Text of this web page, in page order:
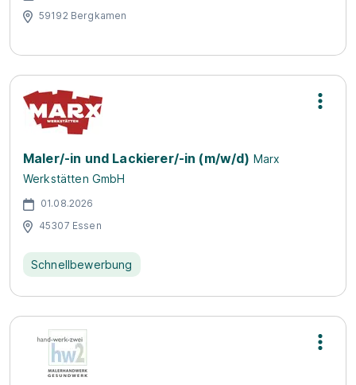
59192 Bergkamen
Maler/-in und Lackierer/-in (m/w/d) Marx
Werkstätten GmbH
01.08.2026
45307 Essen
Schnellbewerbung